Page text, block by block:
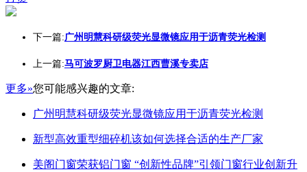
下一篇:广州明慧科研级荧光显微镜应用于沥青荧光检测
上一篇:马可波罗厨卫电器江西曹溪专卖店
更多»您可能感兴趣的文章:
广州明慧科研级荧光显微镜应用于沥青荧光检测
新型高效重型细碎机该如何选择合适的生产厂家
美阁门窗荣获铝门窗 “创新性品牌”引领门窗行业创新升